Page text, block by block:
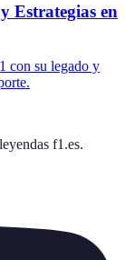
Estrategias en
con su legado y
leyendas f1.es.